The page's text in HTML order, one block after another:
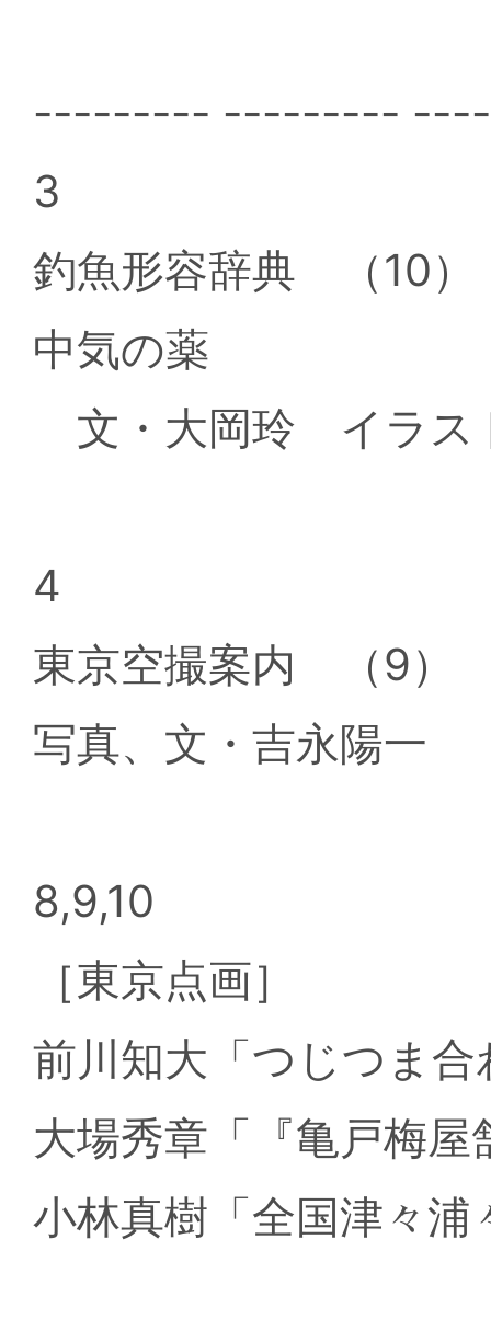
--------- ---------
3
釣魚形容辞典 （10
中気の薬
文・大岡玲 イラス
4
東京空撮案内 （9）
写真、文・吉永陽一
8,9,10
［東京点画］
前川知大「つじつま合
大場秀章「『亀戸梅屋
小林真樹「全国津々